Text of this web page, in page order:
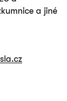
a jiné